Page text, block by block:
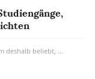
Das Geschichtsstudium ist vor allem deshalb beliebt, weil es im Erforschen, nicht im...